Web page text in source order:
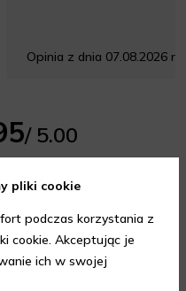
Opinia z dnia 07.08.2026 r.
/ 5.00
pliki cookie
podczas korzystania z
cookie. Akceptując je
ich w swojej